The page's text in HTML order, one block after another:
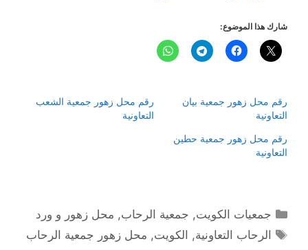
شارك هذا الموضوع:
رقم محل زهور جمعية بيان
التعاونية
رقم محل زهور جمعية الشعب
التعاونية
رقم محل زهور جمعية حطين
التعاونية
التصنيفات
جمعيات الكويت, جمعية الرحاب, محل زهور و ورد
الوسوم
الرحاب التعاونية, الكويت, محل زهور جمعية الرحاب